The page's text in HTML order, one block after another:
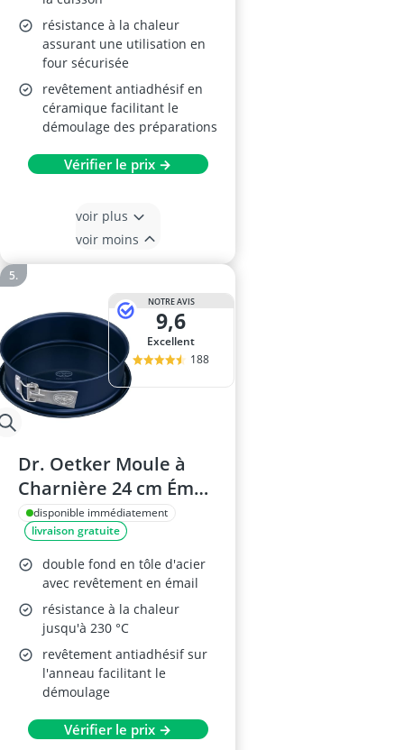
résistance à la chaleur
assurant une utilisation en
four sécurisée
revêtement antiadhésif en
céramique facilitant le
démoulage des préparations
Vérifier le prix →
voir plus
voir moins
NOTRE AVIS
9,6
Excellent
188
Dr. Oetker Moule à
Charnière 24 cm Émail
Bleu
disponible immédiatement
livraison gratuite
double fond en tôle d'acier
avec revêtement en émail
résistance à la chaleur
jusqu'à 230 °C
revêtement antiadhésif sur
l'anneau facilitant le
démoulage
Vérifier le prix →